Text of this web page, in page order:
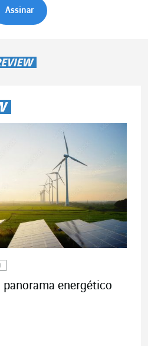
energético